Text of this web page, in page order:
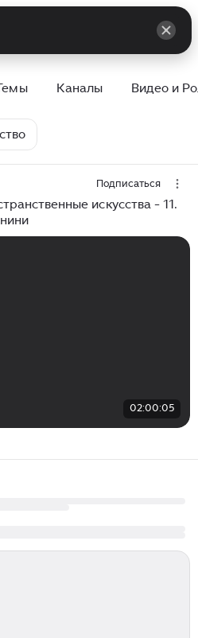
Каналы Видео и
Подписаться
искусства - 11.
02:00:05